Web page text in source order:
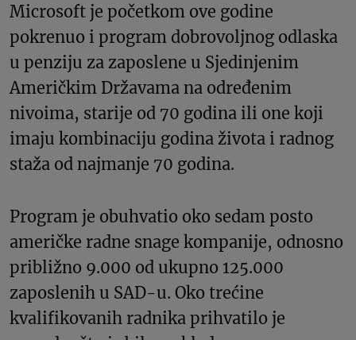
Microsoft je početkom ove godine
pokrenuo i program dobrovoljnog odlaska
u penziju za zaposlene u Sjedinjenim
Američkim Državama na određenim
nivoima, starije od 70 godina ili one koji
imaju kombinaciju godina života i radnog
staža od najmanje 70 godina.
Program je obuhvatio oko sedam posto
američke radne snage kompanije, odnosno
približno 9.000 od ukupno 125.000
zaposlenih u SAD-u. Oko trećine
kvalifikovanih radnika prihvatilo je